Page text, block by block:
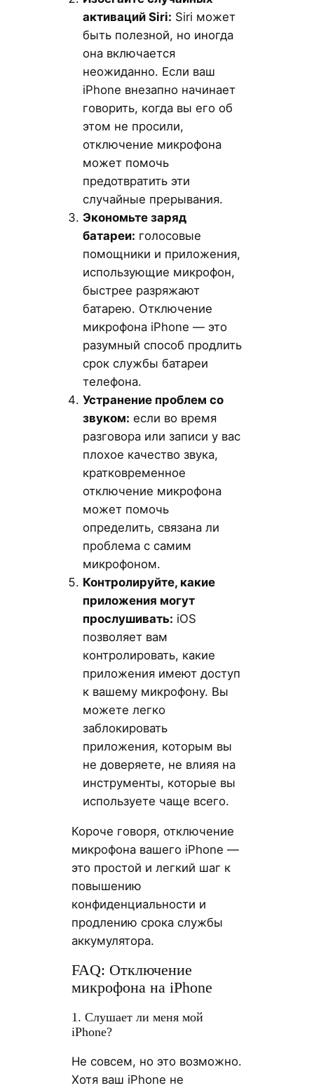
активаций Siri: Siri может
быть полезной, но иногда
она включается
неожиданно. Если ваш
iPhone внезапно начинает
говорить, когда вы его об
этом не просили,
отключение микрофона
может помочь
предотвратить эти
случайные прерывания.
Экономьте заряд
батареи: голосовые
помощники и приложения,
использующие микрофон,
быстрее разряжают
батарею. Отключение
микрофона iPhone — это
разумный способ продлить
срок службы батареи
телефона.
Устранение проблем со
звуком: если во время
разговора или записи у вас
плохое качество звука,
кратковременное
отключение микрофона
может помочь
определить, связана ли
проблема с самим
микрофоном.
Контролируйте, какие
приложения могут
прослушивать: iOS
позволяет вам
контролировать, какие
приложения имеют доступ
к вашему микрофону. Вы
можете легко
заблокировать
приложения, которым вы
не доверяете, не влияя на
инструменты, которые вы
используете чаще всего.
Короче говоря, отключение
микрофона вашего iPhone —
это простой и легкий шаг к
повышению
конфиденциальности и
продлению срока службы
аккумулятора.
FAQ: Отключение
микрофона на iPhone
1. Слушает ли меня мой
iPhone?
Не совсем, но это возможно.
Хотя ваш iPhone не